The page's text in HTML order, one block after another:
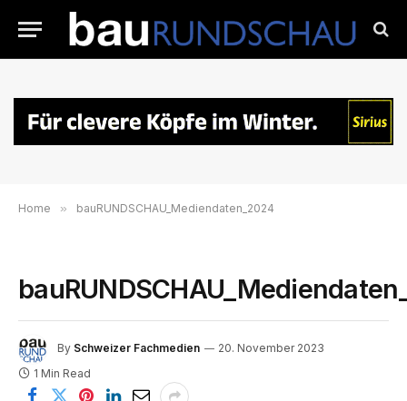
Home » bauRUNDSCHAU_Mediendaten_2024
By Schweizer Fachmedien
20. November 2023
1 Min Read